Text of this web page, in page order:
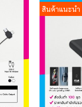
สินค้าแนะนำ